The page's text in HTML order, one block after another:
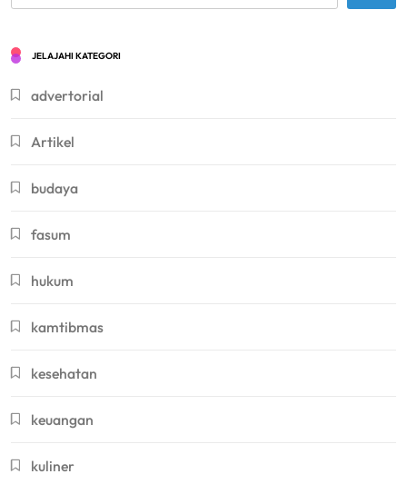
JELAJAHI KATEGORI
advertorial
Artikel
budaya
fasum
hukum
kamtibmas
kesehatan
keuangan
kuliner